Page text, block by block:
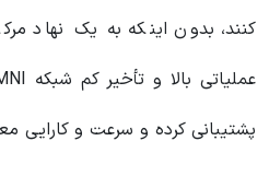
کنند، بدون اینکه به یک نهاد
پشتیبانی کرده و سرعت و کارایی